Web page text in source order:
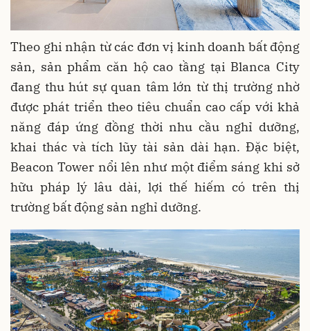
Theo ghi nhận từ các đơn vị kinh doanh bất động
sản, sản phẩm căn hộ cao tầng tại Blanca City
đang thu hút sự quan tâm lớn từ thị trường nhờ
được phát triển theo tiêu chuẩn cao cấp với khả
năng đáp ứng đồng thời nhu cầu nghỉ dưỡng,
khai thác và tích lũy tài sản dài hạn. Đặc biệt,
Beacon Tower nổi lên như một điểm sáng khi sở
hữu pháp lý lâu dài, lợi thế hiếm có trên thị
trường bất động sản nghỉ dưỡng.